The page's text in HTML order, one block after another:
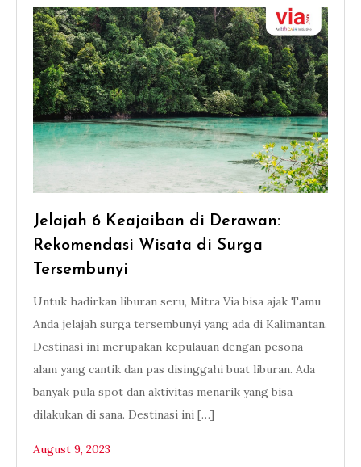
Jelajah 6 Keajaiban di Derawan:
Rekomendasi Wisata di Surga
Tersembunyi
Untuk hadirkan liburan seru, Mitra Via bisa ajak Tamu
Anda jelajah surga tersembunyi yang ada di Kalimantan.
Destinasi ini merupakan kepulauan dengan pesona
alam yang cantik dan pas disinggahi buat liburan. Ada
banyak pula spot dan aktivitas menarik yang bisa
dilakukan di sana. Destinasi ini […]
August 9, 2023